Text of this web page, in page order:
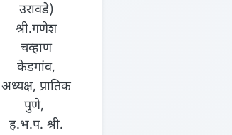
उरावडे)
श्री.गणेश
चव्हाण
केडगांव,
अध्यक्ष, प्रातिक
पुणे,
ह.भ.प. श्री.